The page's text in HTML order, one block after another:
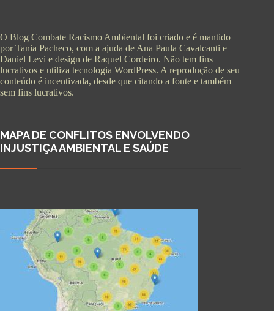
O Blog Combate Racismo Ambiental foi criado e é mantido
por Tania Pacheco, com a ajuda de Ana Paula Cavalcanti e
Daniel Levi e design de Raquel Cordeiro. Não tem fins
lucrativos e utiliza tecnologia WordPress. A reprodução de seu
conteúdo é incentivada, desde que citando a fonte e também
sem fins lucrativos.
MAPA DE CONFLITOS ENVOLVENDO
INJUSTIÇA AMBIENTAL E SAÚDE